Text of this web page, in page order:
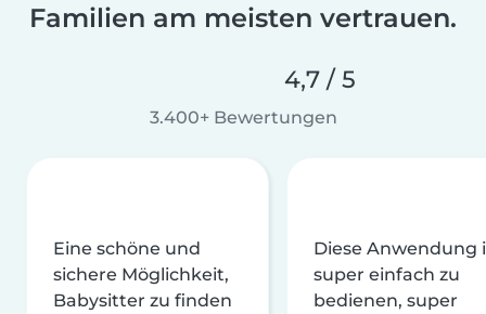
Familien am meisten vertrauen.
4,7 / 5
3.400+ Bewertungen
Eine schöne und
sichere Möglichkeit,
Babysitter zu finden
Diese Anwendung
super einfach zu
bedienen, super